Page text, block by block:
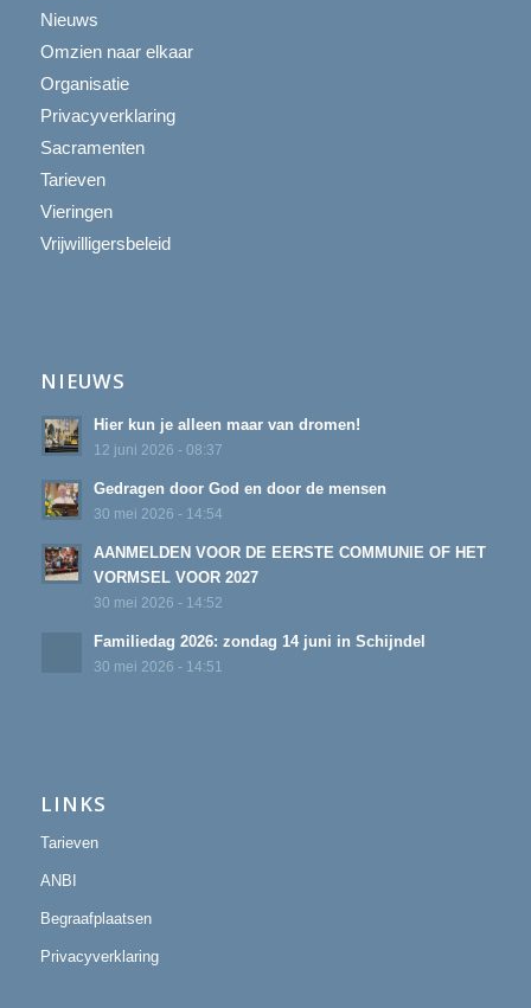
Nieuws
Omzien naar elkaar
Organisatie
Privacyverklaring
Sacramenten
Tarieven
Vieringen
Vrijwilligersbeleid
NIEUWS
Hier kun je alleen maar van dromen!
12 juni 2026 - 08:37
Gedragen door God en door de mensen
30 mei 2026 - 14:54
AANMELDEN VOOR DE EERSTE COMMUNIE OF HET
VORMSEL VOOR 2027
30 mei 2026 - 14:52
Familiedag 2026: zondag 14 juni in Schijndel
30 mei 2026 - 14:51
LINKS
Tarieven
ANBI
Begraafplaatsen
Privacyverklaring